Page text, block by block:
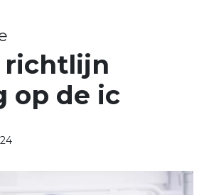
richtlijn
op de ic